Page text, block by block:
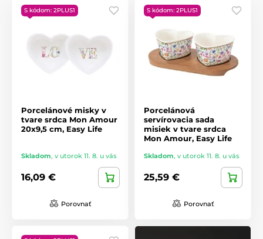
Vianočné dekorácie a textil
Na navodenie sviatočnej nálady ponúkame vianočné deky,
zástery a ďalšie textilné doplnky s veselými motívmi, ktoré
spríjemnia varenie a pečenie počas sviatočných dní.
produktmi darujete nielen predmet, ale aj zážitok a
spomienku.
S kódom: 2PLUS1
Porcelánové misky v
tvare srdca Mon Amour
20x9,5 cm, Easy Life
Skladom, v utorok 11. 8. u vás
16,09 €
Porovnať
S kódom: 2PLUS1
Porcelánová
servírovacia sada
misiek v tvare srdca
Mon Amour, Easy Life
Skladom, v utorok 11. 8. u vás
25,59 €
Porovnať